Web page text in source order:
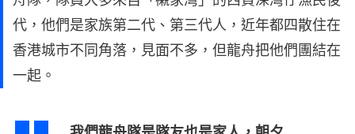
代，他們是家族第二代、第三代人，近年都四散住在
香港城市不同角落，見面不多，但龍舟把他們團結在
一起。